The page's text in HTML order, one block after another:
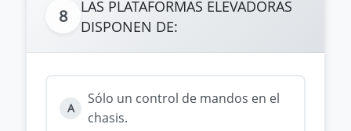
8
LAS PLATAFORMAS ELEVADORAS
DISPONEN DE:
A
Sólo un control de mandos en el
chasis.